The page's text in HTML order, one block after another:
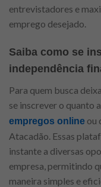
entrevistadores e
emprego desejado.
Saiba como se
independência
Para quem busca
se inscrever o quanto
empregos online ou
Atacadão. Essas
instante a diversas
empresa, permitindo
maneira simples e